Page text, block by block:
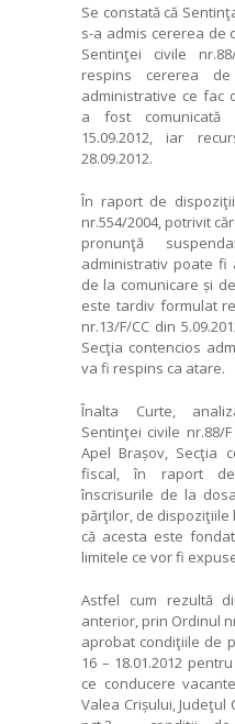
Se constată că
s-a admis cererea de
Sentinţei civile
respins cererea
administrative ce fac
a fost comunicată
15.09.2012, iar
28.09.2012.
În raport de
nr.554/2004, potrivit
pronunţă
administrativ poate fi
de la comunicare și
este tardiv formulat
nr.13/F/CC din
Secţia contencios
va fi respins ca atare.
Înalta Curte,
Sentinţei civile nr.88/
Apel Brașov, Secţia
fiscal, în raport
înscrisurile de la
părţilor, de dispoziţiile
că acesta este
limitele ce vor fi
Astfel cum rezultă
anterior, prin Ordinul
aprobat condiţiile de
16 – 18.01.2012
ce conducere
Valea Crișului,